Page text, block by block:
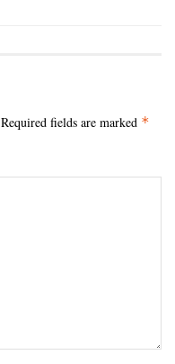
Required fields are marked *